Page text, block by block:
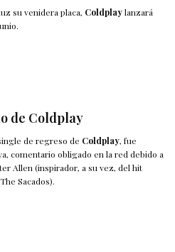
su venidera placa, Coldplaylanzará
de Coldplay
de regreso de Coldplay, fue
comentario obligado en la red debido a
Allen (inspirador, a su vez, del hit
Sacados).